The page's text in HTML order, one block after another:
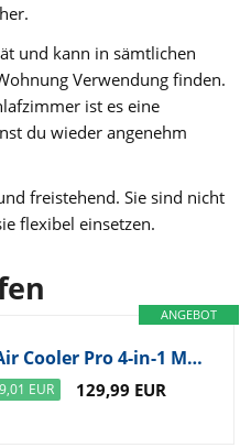
und kann in sämtlichen
Verwendung finden.
ist es eine
du wieder angenehm
freistehend. Sie sind nicht
flexibel einsetzen.
ANGEBOT
Midea Silent Air Cooler Pro 4-in-1 Mobile Klimaanlage Leiser:Luftkühler,Turmgebläse,Luftbefeuchter und Luftreiniger,mit Fernbedienung,5L Wassertank,355m³/h Luftdurchsatz,55W,LED-Display,Timer,Weiß
EUR 129,99 EUR